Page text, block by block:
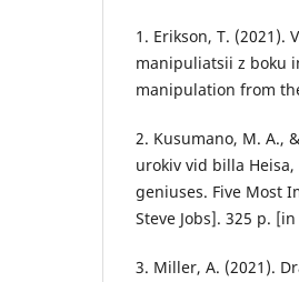
1. Erikson, T. (2021).
manipuliatsii z boku
manipulation from
2. Kusumano, M. A.,
urokiv vid billa
geniuses. Five Most
Steve Jobs]. 325 p.
3. Miller, A. (2021).